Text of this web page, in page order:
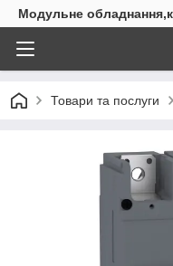
Модульне
Товари та послуги